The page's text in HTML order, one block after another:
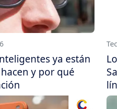
ya están
y por qué